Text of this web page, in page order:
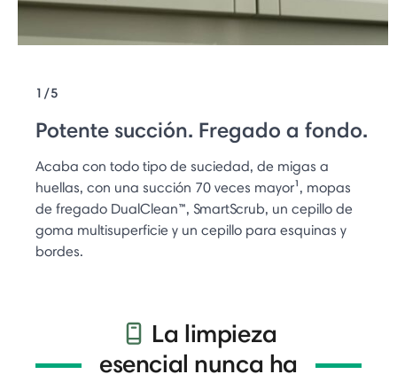
1/5
Potente succión. Fregado a fondo.
Acaba con todo tipo de suciedad, de migas a
huellas, con una succión 70 veces mayor¹, mopas
de fregado DualClean™, SmartScrub, un cepillo de
goma multisuperficie y un cepillo para esquinas y
bordes.
La limpieza
esencial nunca ha